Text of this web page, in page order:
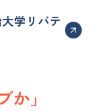
学リバテ
か」